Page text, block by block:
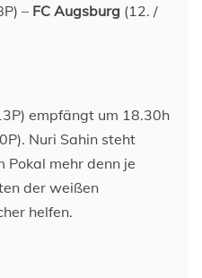
– FC Augsburg (12. /
empfängt um 18.30h
Nuri Sahin steht
Pokal mehr denn je
der weißen
helfen.